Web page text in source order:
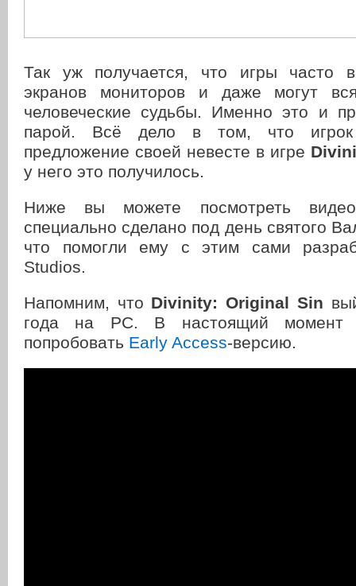
Так уж получается, что игры часто
экранов мониторов и даже могут
человеческие судьбы. Именно это и
парой. Всё дело в том, что
предложение своей невесте в игре
у него это получилось.
Ниже вы можете посмотреть
специально сделано под день святого
что помогли ему с этим сами
Studios.
Напомним, что Divinity: Original Sin
года на PC. В настоящий
попробовать Early Access-версию.